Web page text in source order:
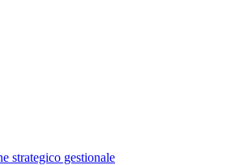
strategico gestionale